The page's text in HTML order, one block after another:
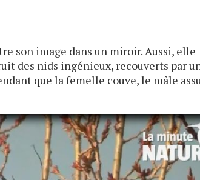
son image dans un miroir. Aussi, elle
des nids ingénieux, recouverts par
que la femelle couve, le mâle